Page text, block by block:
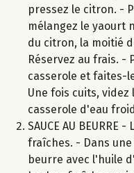
pressez le citron. -
mélangez le yaourt
du citron, la moitié
Réservez au frais. -
casserole et faites-
Une fois cuits,
casserole d'eau
SAUCE AU BEURRE
fraîches. - Dans
beurre avec l'huile